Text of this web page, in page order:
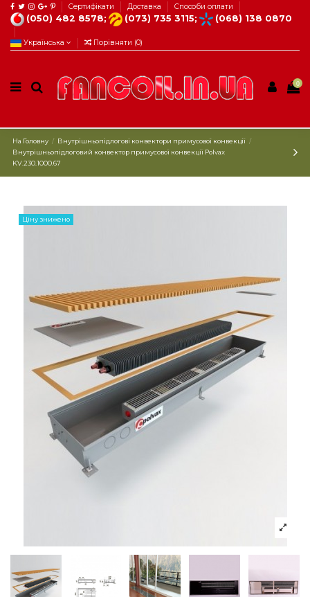
Сертифікати Доставка Способи оплати
(050) 482 8578; (073) 735 3115; (068) 138 0870
Українська Порівняти (0)
0
На Головну
Внутрішньопідлогові конвектори примусової конвекції
Внутрішньопідлоговий конвектор примусової конвекції Polvax
KV.230.1000.67
Ціну знижено